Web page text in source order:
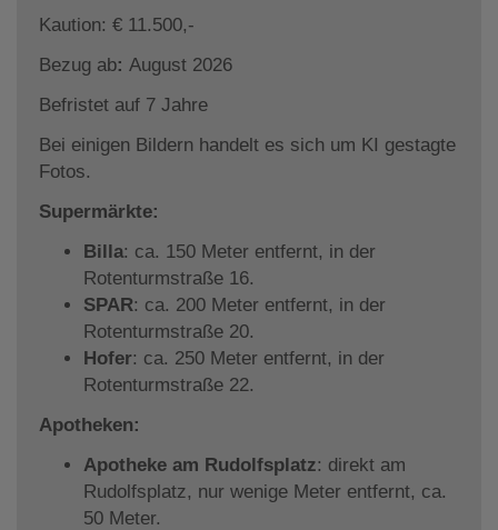
Kaution: € 11.500,-
Bezug ab: August 2026
Befristet auf 7 Jahre
Bei einigen Bildern handelt es sich um KI gestagte
Fotos.
Supermärkte:
Billa: ca. 150 Meter entfernt, in der
Rotenturmstraße 16.
SPAR: ca. 200 Meter entfernt, in der
Rotenturmstraße 20.
Hofer: ca. 250 Meter entfernt, in der
Rotenturmstraße 22.
Apotheken:
Apotheke am Rudolfsplatz: direkt am
Rudolfsplatz, nur wenige Meter entfernt, ca.
50 Meter.